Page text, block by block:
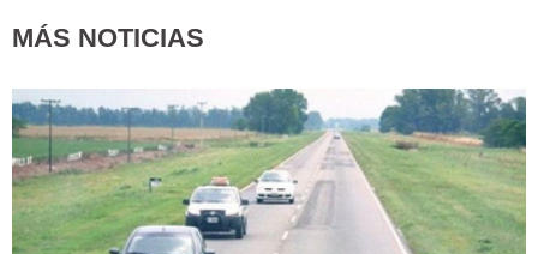
MÁS NOTICIAS